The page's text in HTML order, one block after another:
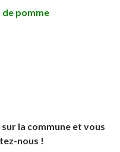
de pomme
la commune et vous
nous !